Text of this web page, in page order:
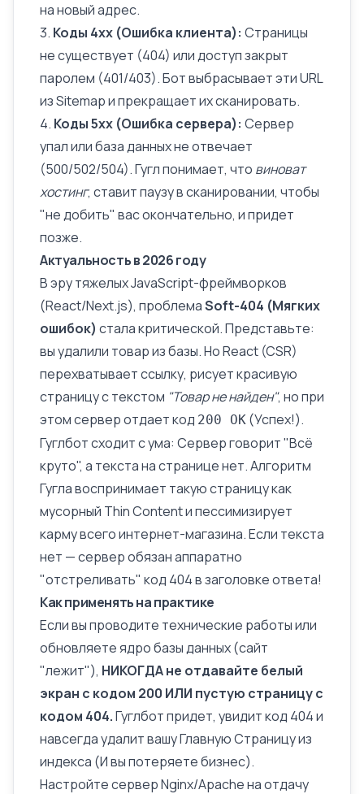
на новый адрес.
3. Коды 4xx (Ошибка клиента): Страницы
не существует (404) или доступ закрыт
паролем (401/403). Бот выбрасывает эти URL
изSitemapи прекращает их сканировать.
4. Коды 5xx (Ошибка сервера): Сервер
упал или база данных не отвечает
(500/502/504). Гугл понимает, что виноват
хостинг, ставит паузу в сканировании, чтобы
"не добить" вас окончательно, и придет
позже.
Актуальность в 2026 году
В эру тяжелых JavaScript-фреймворков
(React/Next.js), проблемаSoft-404 (Мягких
ошибок) стала критической. Представьте:
вы удалили товар из базы. Но React (CSR)
перехватывает ссылку, рисует красивую
страницу с текстом "Товар не найден", но при
этом сервер отдает код 200 OK (Успех!).
Гуглбот сходит с ума: Сервер говорит "Всё
круто", а текста на странице нет. Алгоритм
Гугла воспринимает такую страницу как
мусорный Thin Contentи пессимизирует
карму всего интернет-магазина. Если текста
нет — сервер обязан аппаратно
"отстреливать" код 404 в заголовке ответа!
Как применять на практике
Если вы проводите технические работы или
обновляете ядро базы данных (сайт
"лежит"), НИКОГДА не отдавайте белый
экран с кодом 200 ИЛИ пустую страницу с
кодом 404.Гуглбот придет, увидит код 404 и
навсегда удалит вашу Главную Страницу из
индекса (И вы потеряете бизнес).
Настройте сервер Nginx/Apache на отдачу